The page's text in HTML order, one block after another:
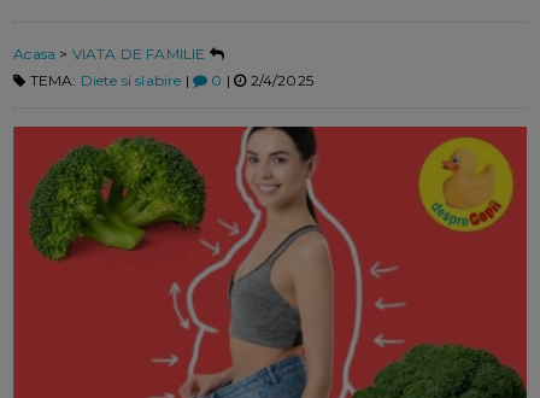
Acasa > VIATA DE FAMILIE
TEMA: Diete si slabire | 0 | 2/4/2025